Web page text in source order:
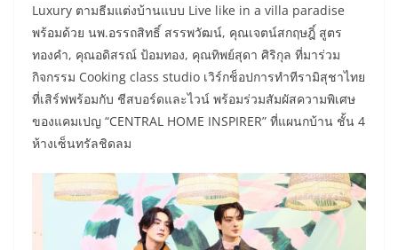
Luxury ตามธีมแต่งบ้านแบบ Live like in a villa paradise
พร้อมด้วย นพ.อรรถสิทธิ์ สรรพวัฒน์, คุณเจตน์สกฤษฎิ์ สูตร
ทองคำ, คุณอดิสรณ์ ป้อมทอง, คุณทิพย์สุดา ศิริกุล ที่มาร่วม
กิจกรรม Cooking class studio เวิร์กช็อปการทำทีรามิสุชาไทย
ที่เสิร์ฟพร้อมกับ ชีสบอร์ดและไวน์ พร้อมร่วมสัมผัสความพิเศษ
ของแคมเปญ “CENTRAL HOME INSPIRER” ที่แผนกบ้าน ชั้น 4
ห้างเซ็นทรัลชิดลม